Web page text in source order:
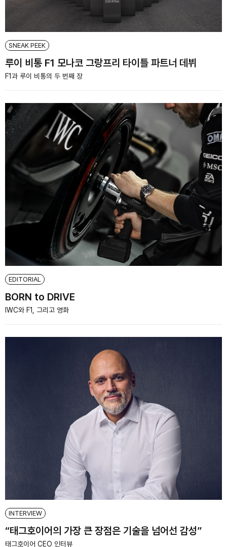
SNEAK PEEK
루이 비통 F1 모나코 그랑프리 타이틀 파트너 데뷔
F1과 루이 비통의 두 번째 장
EDITORIAL
BORN to DRIVE
IWC와 F1, 그리고 영화
INTERVIEW
“태그호이어의 가장 큰 장점은 기술을 넘어선 감성”
태그호이어 CEO 인터뷰